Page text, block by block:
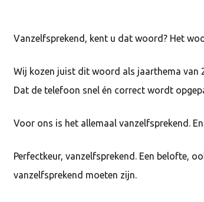
Vanzelfsprekend, kent u dat woord? Het
Wij kozen juist dit woord als jaarthema van
Dat de telefoon snel én correct wordt
Voor ons is het allemaal vanzelfsprekend.
Perfectkeur, vanzelfsprekend. Een belofte,
vanzelfsprekend moeten zijn.